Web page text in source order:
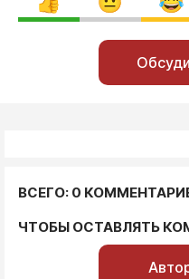
ВСЕГО: 0
ЧТОБЫ ОСТАВЛЯТЬ